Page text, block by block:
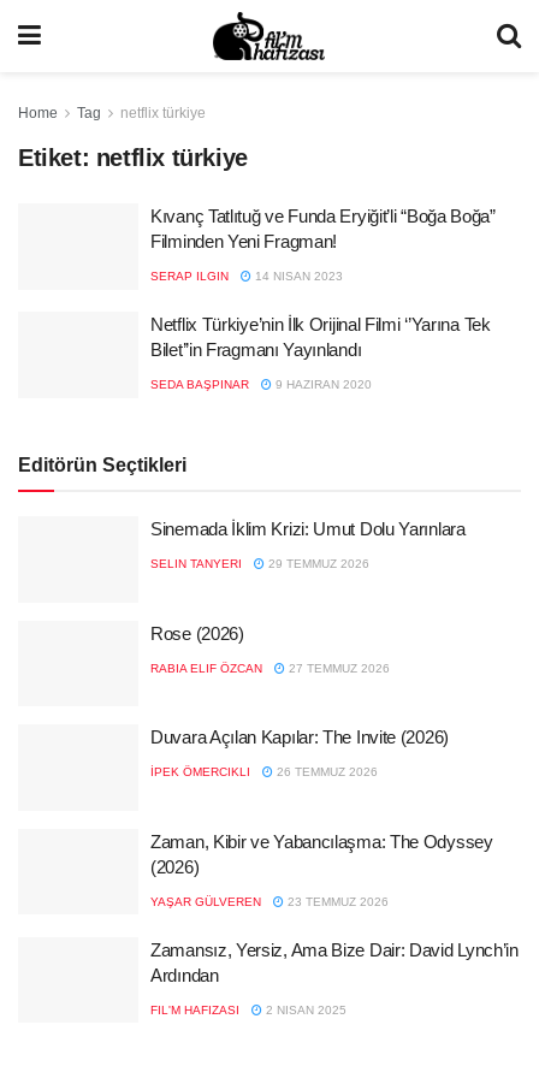
Home Tag netflix türkiye
Etiket: netflix türkiye
Kıvanç Tatlıtuğ ve Funda Eryiğit’li “Boğa Boğa”
Filminden Yeni Fragman!
SERAP ILGIN 14 NISAN 2023
Netflix Türkiye’nin İlk Orijinal Filmi ‘’Yarına Tek
Bilet’’in Fragmanı Yayınlandı
SEDA BAŞPINAR 9 HAZIRAN 2020
Editörün Seçtikleri
Sinemada İklim Krizi: Umut Dolu Yarınlara
SELIN TANYERI 29 TEMMUZ 2026
Rose (2026)
RABIA ELIF ÖZCAN 27 TEMMUZ 2026
Duvara Açılan Kapılar: The Invite (2026)
İPEK ÖMERCIKLI 26 TEMMUZ 2026
Zaman, Kibir ve Yabancılaşma: The Odyssey
(2026)
YAŞAR GÜLVEREN 23 TEMMUZ 2026
Zamansız, Yersiz, Ama Bize Dair: David Lynch’in
Ardından
FIL'M HAFIZASI 2 NISAN 2025